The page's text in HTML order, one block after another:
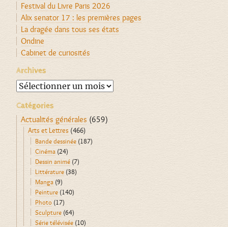
Festival du Livre Paris 2026
Alix senator 17 : les premières pages
La dragée dans tous ses états
Ondine
Cabinet de curiosités
Archives
Archives
Catégories
Actualités générales (659)
Arts et Lettres (466)
Bande dessinée (187)
Cinéma (24)
Dessin animé (7)
Littérature (38)
Manga (9)
Peinture (140)
Photo (17)
Sculpture (64)
Série télévisée (10)